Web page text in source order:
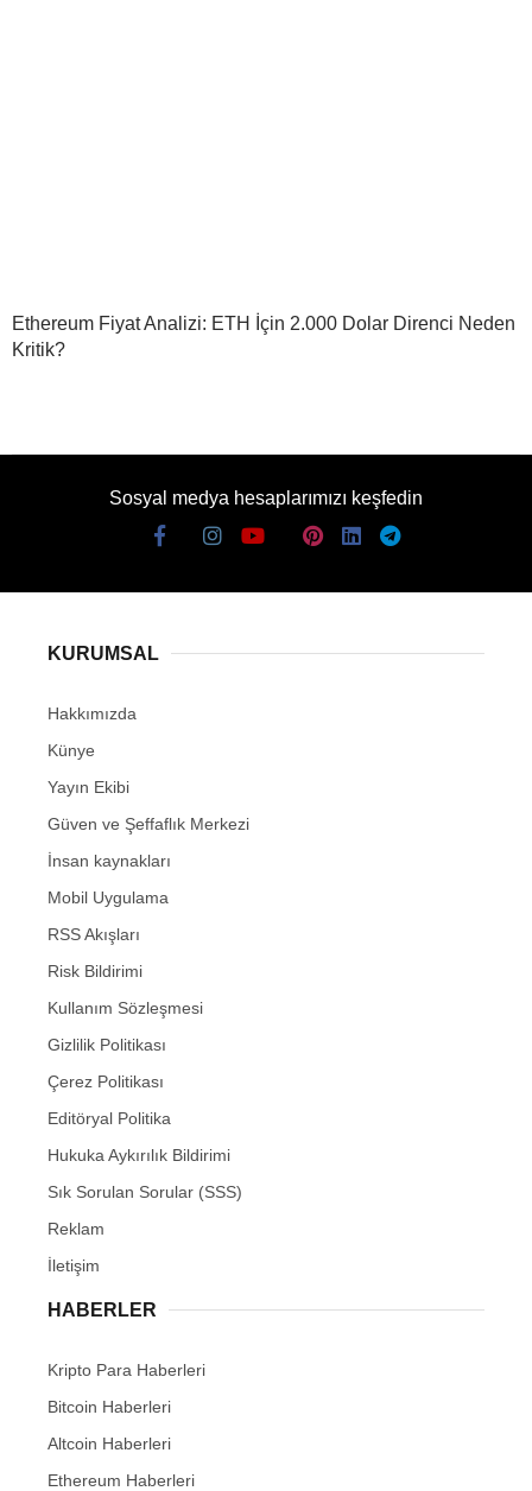
Ethereum Fiyat Analizi: ETH İçin 2.000 Dolar Direnci Neden
Kritik?
Sosyal medya hesaplarımızı keşfedin
KURUMSAL
Hakkımızda
Künye
Yayın Ekibi
Güven ve Şeffaflık Merkezi
İnsan kaynakları
Mobil Uygulama
RSS Akışları
Risk Bildirimi
Kullanım Sözleşmesi
Gizlilik Politikası
Çerez Politikası
Editöryal Politika
Hukuka Aykırılık Bildirimi
Sık Sorulan Sorular (SSS)
Reklam
İletişim
HABERLER
Kripto Para Haberleri
Bitcoin Haberleri
Altcoin Haberleri
Ethereum Haberleri